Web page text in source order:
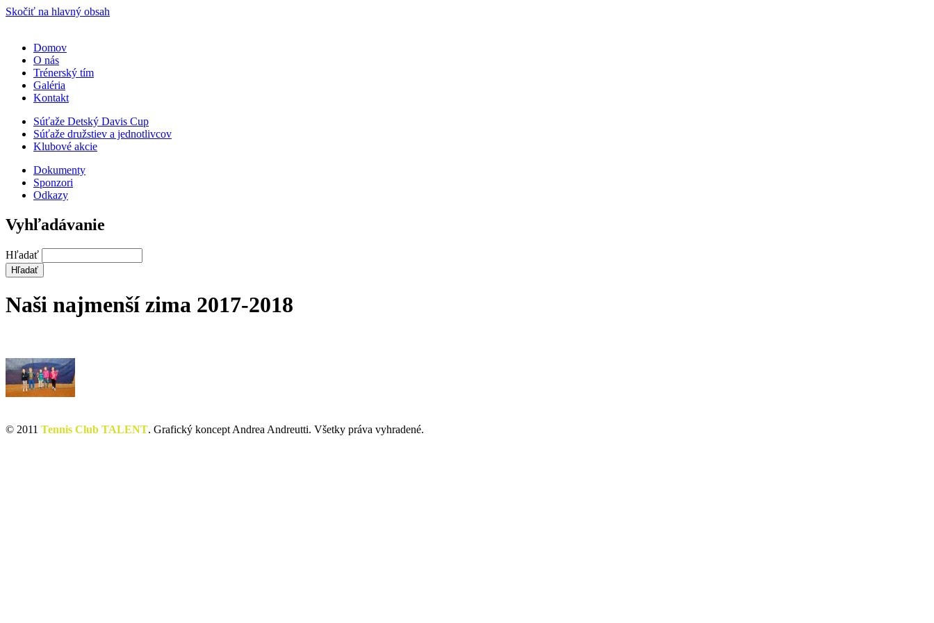
Skočiť na hlavný obsah
Domov
O nás
Trénerský tím
Galéria
Kontakt
Súťaže Detský Davis Cup
Súťaže družstiev a jednotlivcov
Klubové akcie
Dokumenty
Sponzori
Odkazy
Vyhľadávanie
Hľadať
Naši najmenší zima 2017-2018
© 2011 Tennis Club TALENT. Grafický koncept Andrea Andreutti. Všetky práva vyhradené.